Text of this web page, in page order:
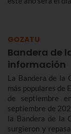
GOZATU
Bandera de
información
La Bandera de la
más populares de
de septiembre
septiembre de
la Bandera de la
surgieron y